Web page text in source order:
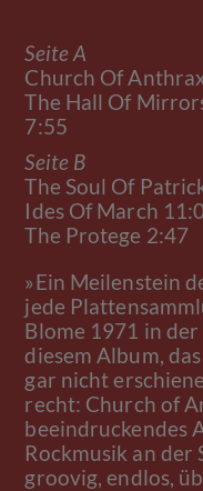
Seite A
Church Of
The Hall Of
7:55
Seite B
The Soul Of
Ides Of March
The Protege 2:47
»Ein Meilenstein
jede
Blome 1971 in
diesem Album,
gar nicht
recht: Church of
beeindruckendes
Rockmusik an der
groovig, endlos,